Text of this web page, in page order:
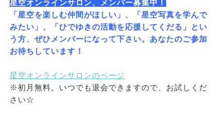
星空オンラインサロン、メンバー募集中！
「星空を楽しむ仲間がほしい」、「星空写真を学んで
みたい」、「ひでゆきの活動を応援してくだる」とい
う方、ぜひメンバーになって下さい。あなたのご参加
お待ちしています！
星空オンラインサロンのページ
※初月無料。いつでも退会できますので、お試しくだ
さい☆